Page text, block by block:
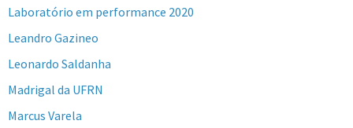
Laboratório em performance 2020
Leandro Gazineo
Leonardo Saldanha
Madrigal da UFRN
Marcus Varela